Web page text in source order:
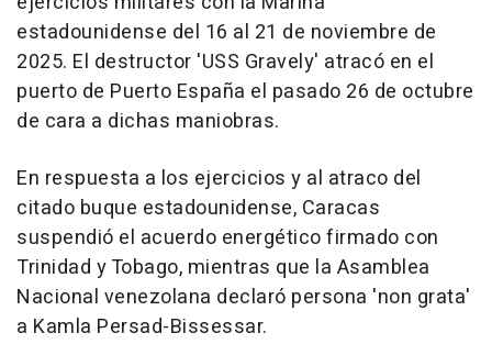
estadounidense del 16 al 21 de noviembre de
2025. El destructor 'USS Gravely' atracó en el
puerto de Puerto España el pasado 26 de octubre
de cara a dichas maniobras.
En respuesta a los ejercicios y al atraco del
citado buque estadounidense, Caracas
suspendió el acuerdo energético firmado con
Trinidad y Tobago, mientras que la Asamblea
Nacional venezolana declaró persona 'non grata'
a Kamla Persad-Bissessar.